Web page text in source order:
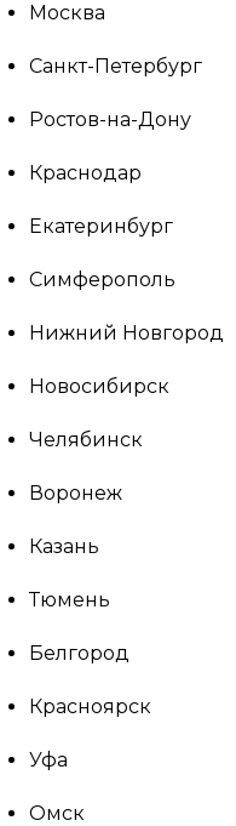
Москва
Санкт-Петербург
Ростов-на-Дону
Краснодар
Екатеринбург
Симферополь
Нижний Новгород
Новосибирск
Челябинск
Воронеж
Казань
Тюмень
Белгород
Красноярск
Уфа
Омск